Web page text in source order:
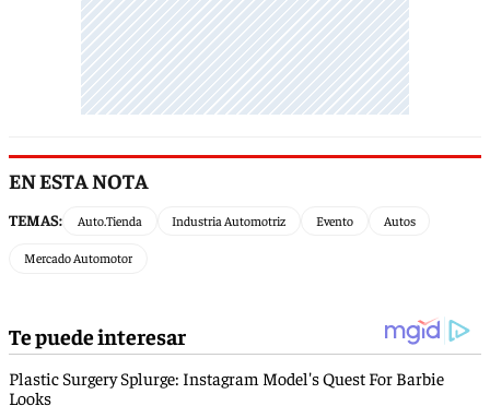
EN ESTA NOTA
TEMAS: Auto.Tienda Industria Automotriz Evento Autos
Mercado Automotor